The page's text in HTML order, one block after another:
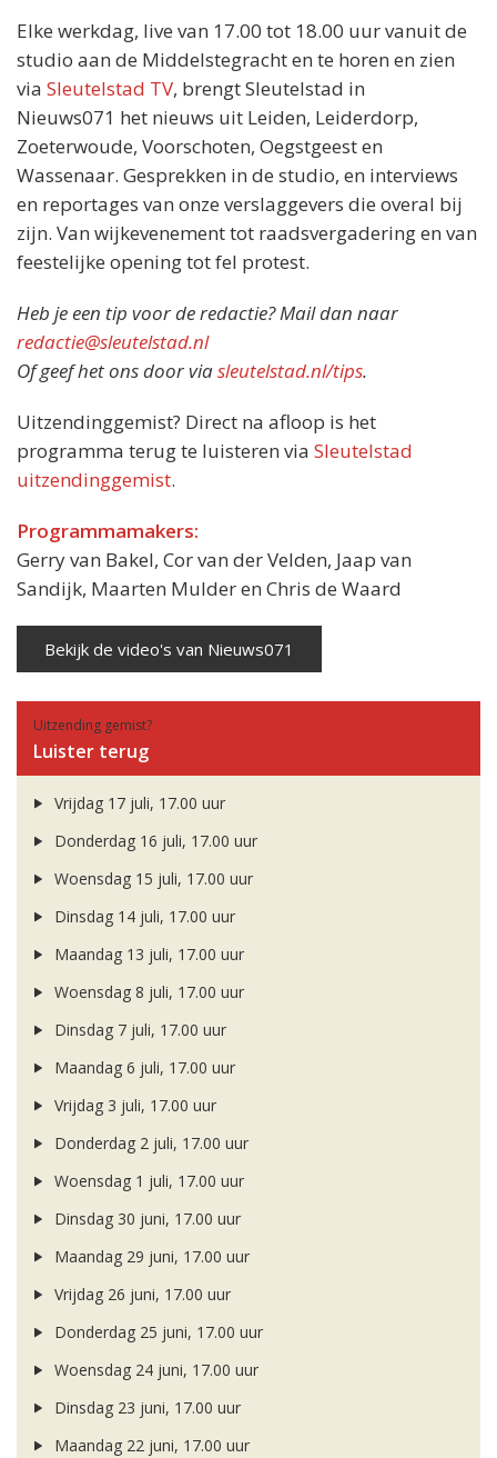
Elke werkdag, live van 17.00 tot 18.00 uur vanuit de
studio aan de Middelstegracht en te horen en zien
via Sleutelstad TV, brengt Sleutelstad in
Nieuws071 het nieuws uit Leiden, Leiderdorp,
Zoeterwoude, Voorschoten, Oegstgeest en
Wassenaar. Gesprekken in de studio, en interviews
en reportages van onze verslaggevers die overal bij
zijn. Van wijkevenement tot raadsvergadering en van
feestelijke opening tot fel protest.
Heb je een tip voor de redactie? Mail dan naar
redactie@sleutelstad.nl
Of geef het ons door viasleutelstad.nl/tips.
Uitzendinggemist? Direct na afloop is het
programma terug te luisteren via Sleutelstad
uitzendinggemist.
Programmamakers:
Gerry van Bakel, Cor van der Velden, Jaap van
Sandijk, Maarten Mulder en Chris de Waard
Bekijk de video's van Nieuws071
Uitzending gemist?
Luister terug
Vrijdag 17 juli, 17.00 uur
Donderdag 16 juli, 17.00 uur
Woensdag 15 juli, 17.00 uur
Dinsdag 14 juli, 17.00 uur
Maandag 13 juli, 17.00 uur
Woensdag 8 juli, 17.00 uur
Dinsdag 7 juli, 17.00 uur
Maandag 6 juli, 17.00 uur
Vrijdag 3 juli, 17.00 uur
Donderdag 2 juli, 17.00 uur
Woensdag 1 juli, 17.00 uur
Dinsdag 30 juni, 17.00 uur
Maandag 29 juni, 17.00 uur
Vrijdag 26 juni, 17.00 uur
Donderdag 25 juni, 17.00 uur
Woensdag 24 juni, 17.00 uur
Dinsdag 23 juni, 17.00 uur
Maandag 22 juni, 17.00 uur